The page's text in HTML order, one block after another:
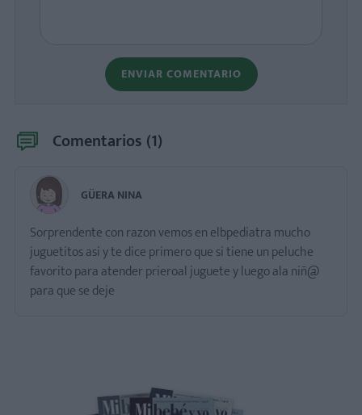
ENVIAR COMENTARIO
Comentarios (1)
GÜERA NINA
Sorprendente con razon vemos en elbpediatra mucho
juguetitos asi y te dice primero que si tiene un peluche
favorito para atender prieroal juguete y luego ala niñ@
para que se deje